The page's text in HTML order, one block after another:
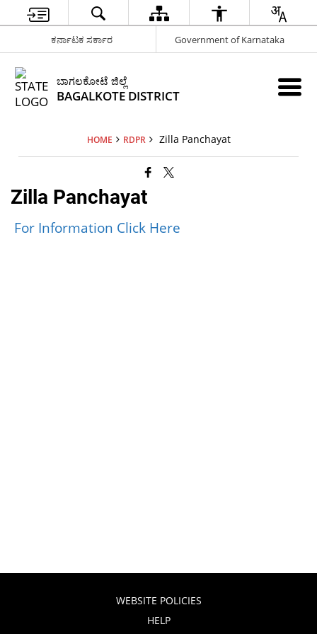
ಕರ್ನಾಟಕ ಸರ್ಕಾರ Government of Karnataka
ಬಾಗಲಕೋಟೆ ಜಿಲ್ಲೆ
BAGALKOTE DISTRICT
HOME RDPR Zilla Panchayat
Zilla Panchayat
For Information Click Here
WEBSITE POLICIES
HELP